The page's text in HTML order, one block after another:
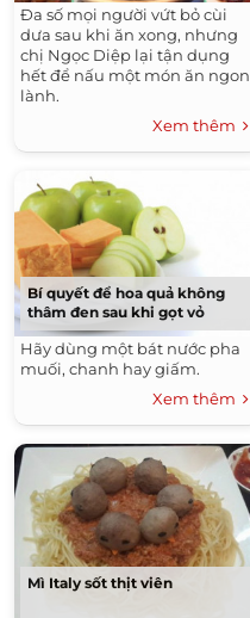
Đa số mọi người vứt bỏ cùi
dưa sau khi ăn xong, nhưng
chị Ngọc Diệp lại tận dụng
hết để nấu một món ăn ngon
lành.
Xem thêm
Bí quyết để hoa quả không
thâm đen sau khi gọt vỏ
Hãy dùng một bát nước pha
muối, chanh hay giấm.
Xem thêm
Mì Italy sốt thịt viên